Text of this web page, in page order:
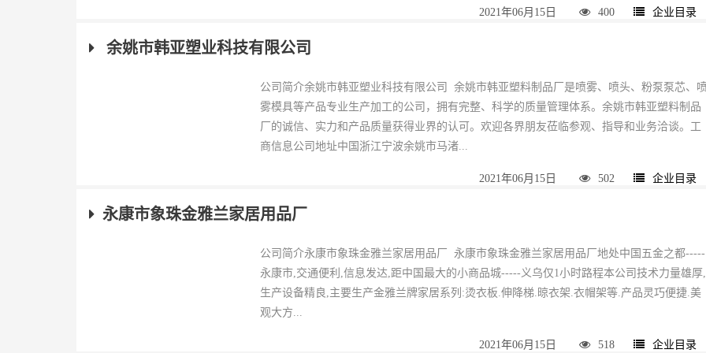
2021年06月15日 400 企业目录
余姚市韩亚塑业科技有限公司
公司简介余姚市韩亚塑业科技有限公司 余姚市韩亚塑料制品厂是喷雾、喷头、粉泵泵芯、
雾模具等产品专业生产加工的公司，拥有完整、科学的质量管理体系。余姚市韩亚塑料制品
厂的诚信、实力和产品质量获得业界的认可。欢迎各界朋友莅临参观、指导和业务洽谈。工
商信息公司地址中国浙江宁波余姚市马渚...
2021年06月15日 502 企业目录
永康市象珠金雅兰家居用品厂
公司简介永康市象珠金雅兰家居用品厂 永康市象珠金雅兰家居用品厂地处中国五金之都-----
永康市,交通便利,信息发达,距中国最大的小商品城-----义乌仅1小时路程本公司技术力量雄厚,
生产设备精良,主要生产金雅兰牌家居系列:烫衣板.伸降梯.晾衣架.衣帽架等.产品灵巧便捷.美
观大方...
2021年06月15日 518 企业目录